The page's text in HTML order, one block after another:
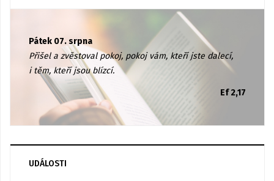
Pátek 07. srpna
Přišel a zvěstoval pokoj, pokoj vám, kteří jste dalecí,
i těm, kteří jsou blízcí.
Ef 2,17
UDÁLOSTI